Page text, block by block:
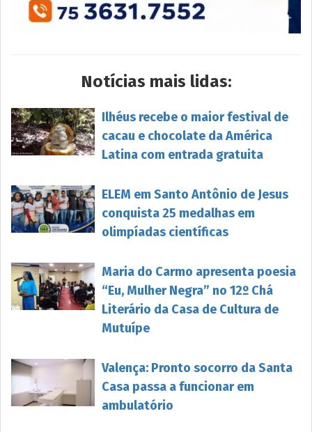
Notícias mais lidas:
Ilhéus recebe o maior festival de
cacau e chocolate da América
Latina com entrada gratuita
ELEM em Santo Antônio de Jesus
conquista 25 medalhas em
olimpíadas científicas
Maria do Carmo apresenta poesia
“Eu, Mulher Negra” no 12º Chá
Literário da Casa de Cultura de
Mutuípe
Valença: Pronto socorro da Santa
Casa passa a funcionar em
ambulatório